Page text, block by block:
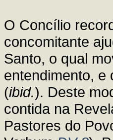
O Concílio
concomitante
Santo, o qual
entendimento, e
(ibid.). Deste
contida na
Pastores do